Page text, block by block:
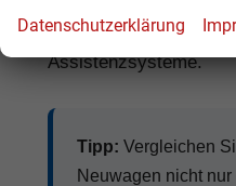
Anhängerkupplung
Assistenzsysteme.
Tipp: Vergleichen
Neuwagen nicht
Datenschutzerklärung